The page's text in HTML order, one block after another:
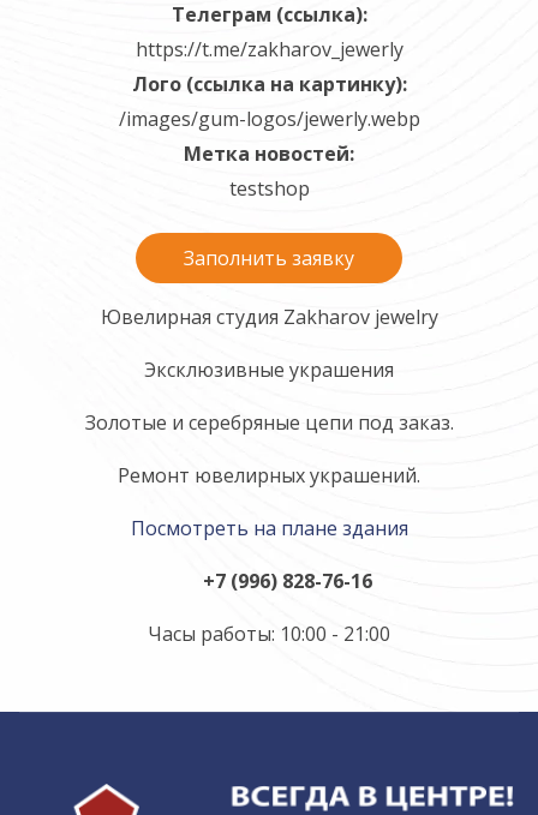
Телеграм (ссылка):
https://t.me/zakharov_jewerly
Лого (ссылка на картинку):
/images/gum-logos/jewerly.webp
Метка новостей:
testshop
Заполнить заявку
Ювелирная студия Zakharov jewelry
Эксклюзивные украшения
Золотые и серебряные цепи под заказ.
Ремонт ювелирных украшений.
Посмотреть на плане здания
+7 (996) 828-76-16
Часы работы: 10:00 - 21:00